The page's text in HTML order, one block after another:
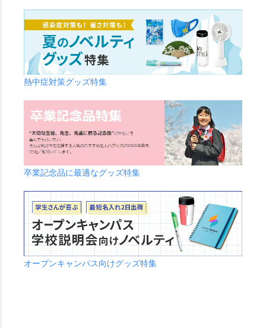
熱中症対策グッズ特集
卒業記念品に最適なグッズ特集
オープンキャンパス向けグッズ特集